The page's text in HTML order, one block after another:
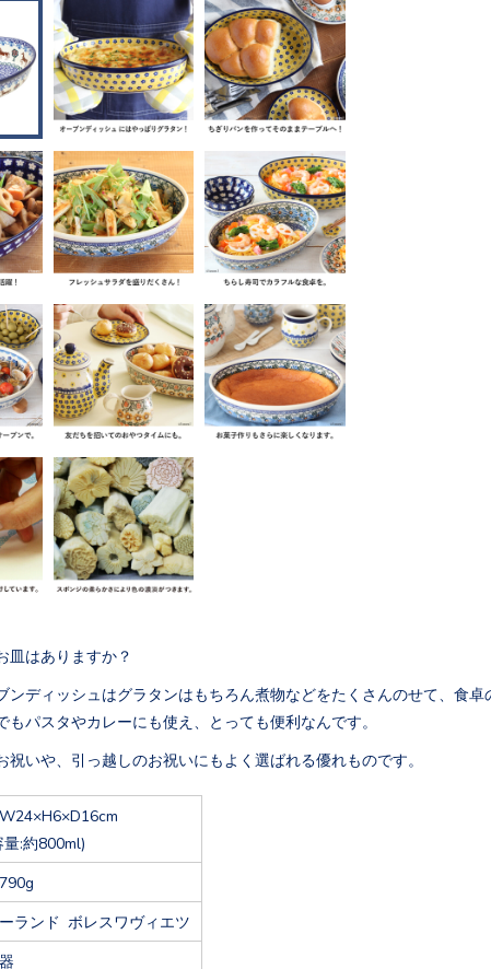
皿はありますか？
ンディッシュはグラタンはもちろん煮物などをたくさんのせて、食卓
もパスタやカレーにも使え、とっても便利なんです。
祝いや、引っ越しのお祝いにもよく選ばれる優れものです。
量:約800ml)
ランド ボレスワヴィエツ